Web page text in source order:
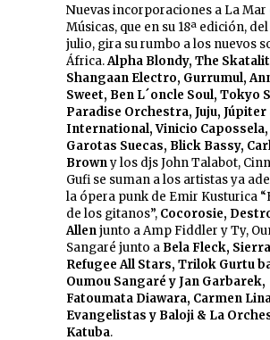
Nuevas incorporaciones a La Mar
Músicas, que en su 18ª edición, del
julio, gira su rumbo a los nuevos
África.Alpha Blondy, The
Shangaan Electro, Gurrumul,
Sweet, Ben L´oncle Soul, Tokyo
Paradise Orchestra, Juju, Júpiter
International, Vinicio Capossela,
Garotas Suecas, Blick Bassy,
Browny los djs John Talabot,
Gufi se suman a los artistas ya
la ópera punk de Emir Kusturica
de los gitanos”, Cocorosie,
Allenjunto a Amp Fiddler y Ty,
Sangaré junto a Bela Fleck,
Refugee All Stars, Trilok Gurtu
Oumou Sangaré y Jan Garbarek,
Fatoumata Diawara, Carmen
Evangelistas y Baloji & La
Katuba.